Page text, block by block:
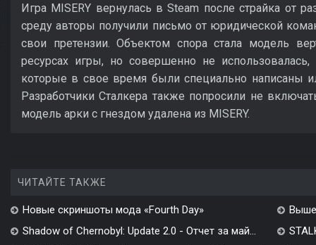
Игра MISERY вернулась в Steam после страйка от
среду авторы получили письмо от юридической
свои претензии. Объектом спора стала модель
ресурсах игры, но совершенно не
которые в свое время были специально написаны
Разработчики Сталкера также попросили не
модель арки с гнездом удалена из MISERY.
ЧИТАЙТЕ ТАКЖЕ
Новые скриншоты мода «Fourth Day»
Shadow of Chernobyl: Update 2.0 - Отчет за май...